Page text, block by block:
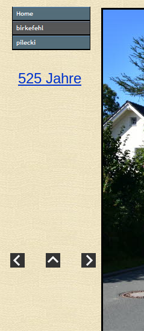
525 Jahre